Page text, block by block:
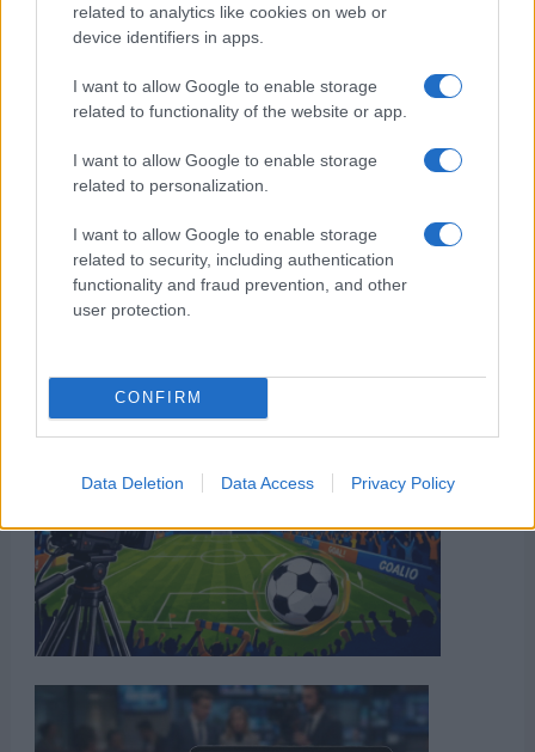
related to analytics like cookies on web or
device identifiers in apps.
I want to allow Google to enable storage
related to functionality of the website or app.
I want to allow Google to enable storage
related to personalization.
I want to allow Google to enable storage
related to security, including authentication
functionality and fraud prevention, and other
user protection.
CONFIRM
Data Deletion Data Access Privacy Policy